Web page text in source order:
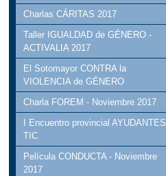
Charlas CÁRITAS 2017
Taller IGUALDAD de GÉNERO -
ACTIVALIA 2017
El Sotomayor CONTRA la
VIOLENCIA de GÉNERO
Charla FOREM - Noviembre 2017
I Encuentro provincial AYUDANTES
TIC
Película CONDUCTA - Noviembre
2017